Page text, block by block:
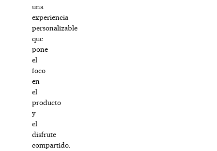
una
experiencia
personalizable
que
pone
el
foco
en
el
producto
y
el
disfrute
compartido.